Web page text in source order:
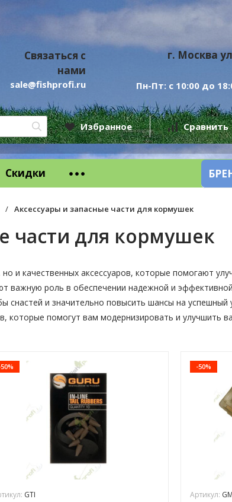
Связаться с
нами
sale@fishprofi.ru
г. Москва
Пн-Пт: с 10:00 до
Избранное Сравнить
Скидки
/ Аксессуары и запасные части для кормушек
части для кормушек
и качественных аксессуаров, которые помогают
важную роль в обеспечении надежной и
снастей и значительно повысить шансы на успешный
которые помогут вам модернизировать и улучшить
GTI
-50%
Артикул: